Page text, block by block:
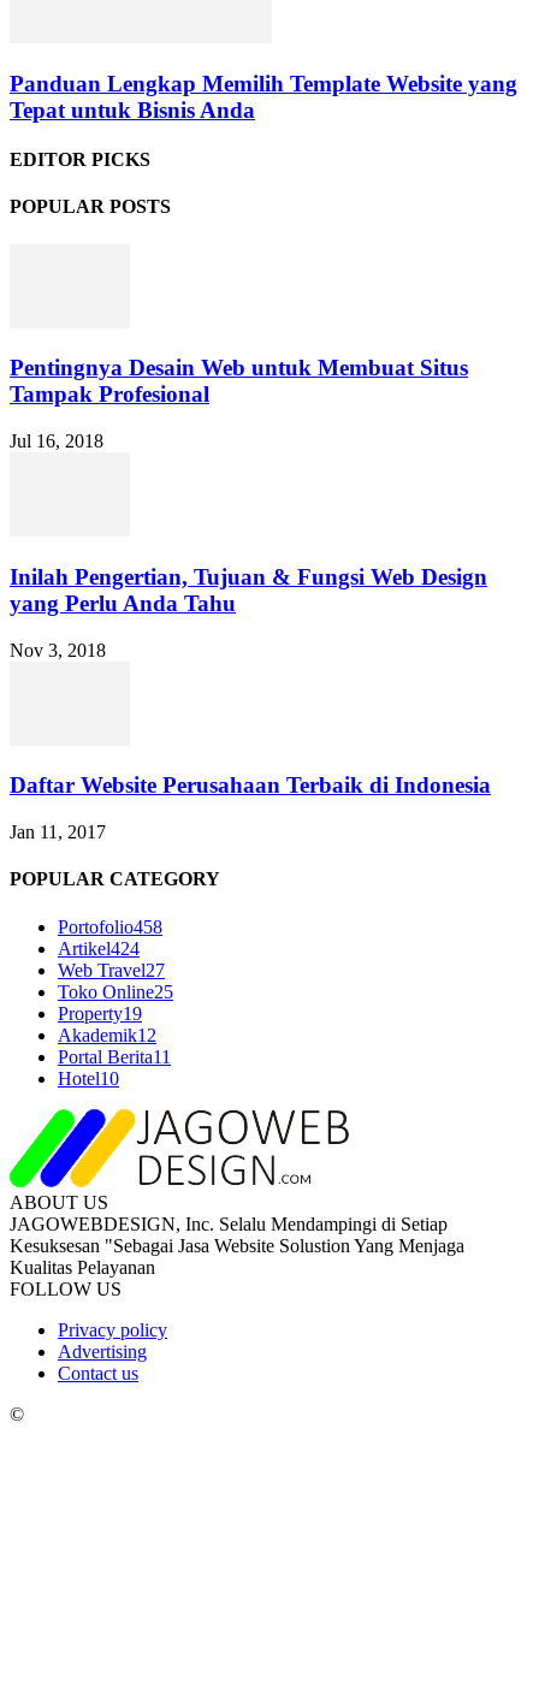
Panduan Lengkap Memilih Template Website yang
Tepat untuk Bisnis Anda
EDITOR PICKS
POPULAR POSTS
Pentingnya Desain Web untuk Membuat Situs
Tampak Profesional
Jul 16, 2018
Inilah Pengertian, Tujuan & Fungsi Web Design
yang Perlu Anda Tahu
Nov 3, 2018
Daftar Website Perusahaan Terbaik di Indonesia
Jan 11, 2017
POPULAR CATEGORY
Portofolio458
Artikel424
Web Travel27
Toko Online25
Property19
Akademik12
Portal Berita11
Hotel10
ABOUT US
JAGOWEBDESIGN, Inc. Selalu Mendampingi di Setiap
Kesuksesan "Sebagai Jasa Website Solustion Yang Menjaga
Kualitas Pelayanan
FOLLOW US
Privacy policy
Advertising
Contact us
©